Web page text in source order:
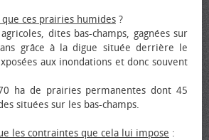
que ces prairies humides ?
dites bas-champs, gagnées sur
grâce à la digue située derrière le
aux inondations et donc souvent
ha de prairies permanentes dont 45
situées sur les bas-champs.
les contraintes que cela lui impose :